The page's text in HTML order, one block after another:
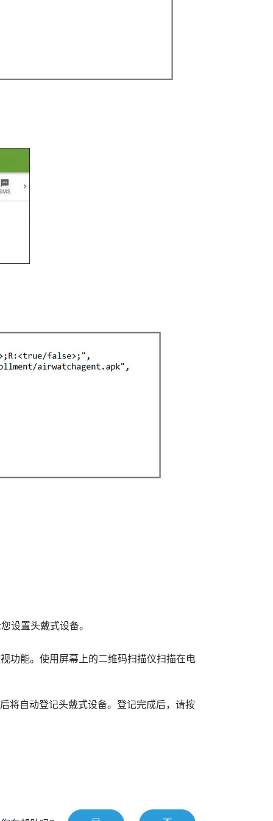
设置头戴式设备。
功能。使用屏幕上的二维码扫描仪扫描在电
将自动登记头戴式设备。登记完成后，请按